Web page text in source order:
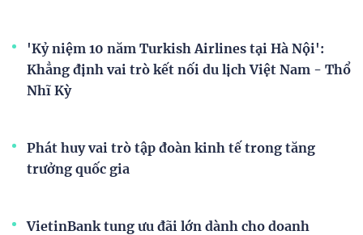
'Kỷ niệm 10 năm Turkish Airlines tại Hà Nội':
Khẳng định vai trò kết nối du lịch Việt Nam - Thổ
Nhĩ Kỳ
Phát huy vai trò tập đoàn kinh tế trong tăng
trưởng quốc gia
VietinBank tung ưu đãi lớn dành cho doanh